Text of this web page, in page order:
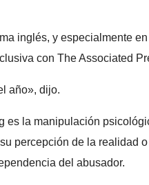
inglés, y especialmente
con The Associated
año», dijo.
la manipulación
percepción de la realidad
del abusador.